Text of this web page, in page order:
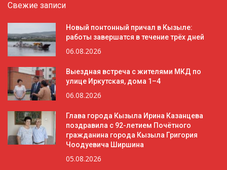
Свежие записи
Новый понтонный причал в Кызыле:
работы завершатся в течение трёх дней
06.08.2026
Выездная встреча с жителями МКД по
улице Иркутская, дома 1–4
06.08.2026
Глава города Кызыла Ирина Казанцева
поздравила с 92-летием Почётного
гражданина города Кызыла Григория
Чоодуевича Ширшина
05.08.2026